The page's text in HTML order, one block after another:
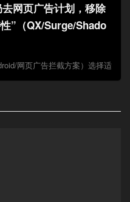
网页广告计划，移除
”（QX/Surge/Shado
网页广告拦截方案）选择适